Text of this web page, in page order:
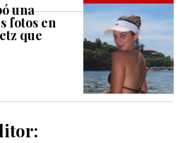
una
fotos en
que